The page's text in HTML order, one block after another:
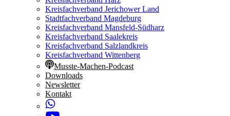
Kreisfachverband Jerichower Land
Stadtfachverband Magdeburg
Kreisfachverband Mansfeld-Südharz
Kreisfachverband Saalekreis
Kreisfachverband Salzlandkreis
Kreisfachverband Wittenberg
Musste-Machen-Podcast
Downloads
Newsletter
Kontakt